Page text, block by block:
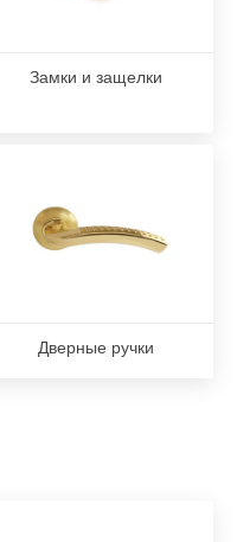
Замки и защелки
Дверные ручки